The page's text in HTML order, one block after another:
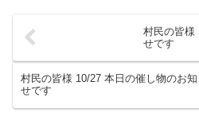
村民の皆様
せです
村民の皆様 10/27 本日の催し物のお知
せです